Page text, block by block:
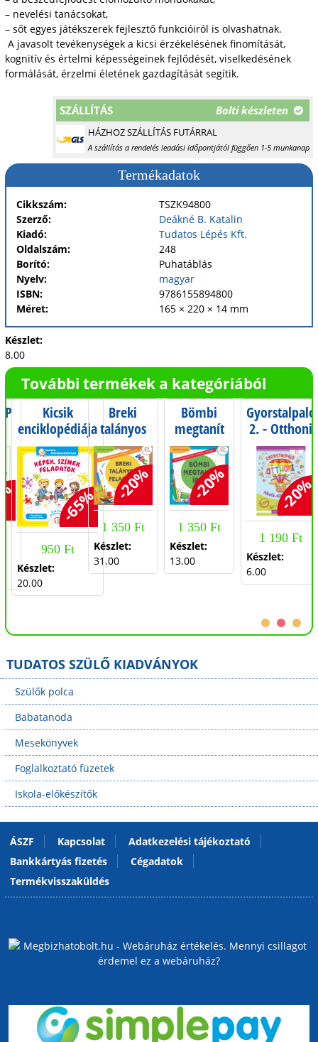
– nevelési tanácsokat,
– sőt egyes játékszerek fejlesztő funkcióiról is olvashatnak.
A javasolt tevékenységek a kicsi érzékelésének finomítását,
kognitív és értelmi képességeinek fejlődését, viselkedésének
formálását, érzelmi életének gazdagítását segítik.
SZÁLLÍTÁS Bolti készleten
HÁZHOZ SZÁLLÍTÁS FUTÁRRAL
A szállítás a rendelés leadási időpontjától függően 1-5 munkanap
Termékadatok
Cikkszám:
TSZK94800
Szerző:
Deákné B. Katalin
Kiadó:
Tudatos Lépés Kft.
Oldalszám:
248
Borító:
Puhatáblás
Nyelv:
magyar
ISBN:
9786155894800
Méret:
165 × 220 × 14 mm
Készlet:
8.00
További termékek a kategóriából
Kicsik
enciklopédiája
- Képek,
színek,
feladatok - 1-3
éves
gyermekeknek
-65%
950 Ft
Készlet:
20.00
Breki
talányos
feladatai -
Iskola-
előkészítés
lépésről
lépésre
-20%
1 350 Ft
Készlet:
31.00
Bömbi
megtanít
írni -
Iskola-
előkészítés
lépésről
lépésre
-20%
1 350 Ft
Készlet:
13.00
Gyorstalpaló
2. - Otthoni
iskola-
előkészítés
-20%
1 190 Ft
Készlet:
6.00
TUDATOS SZÜLŐ KIADVÁNYOK
Szülők polca
Babatanoda
Mesekönyvek
Foglalkoztató füzetek
Iskola-előkészítők
ÁSZF Kapcsolat
Adatkezelési tájékoztató
Bankkártyás fizetés
Cégadatok
Termékvisszaküldés